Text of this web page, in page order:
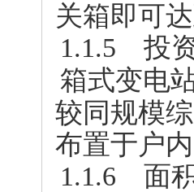
关箱即可
1.1.5 投
箱式变电
较同规模
布置于户
1.1.6 面